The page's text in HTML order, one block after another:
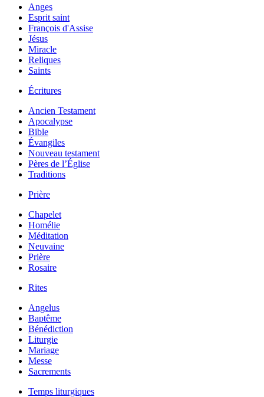
Anges
Esprit saint
François d'Assise
Jésus
Miracle
Reliques
Saints
Écritures
Ancien Testament
Apocalypse
Bible
Évangiles
Nouveau testament
Pères de l’Église
Traditions
Prière
Chapelet
Homélie
Méditation
Neuvaine
Prière
Rosaire
Rites
Angelus
Baptême
Bénédiction
Liturgie
Mariage
Messe
Sacrements
Temps liturgiques